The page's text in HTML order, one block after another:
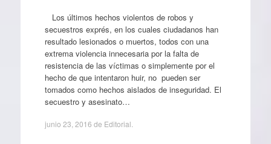
Los últimos hechos violentos de robos y
secuestros exprés, en los cuales ciudadanos han
resultado lesionados o muertos, todos con una
extrema violencia innecesaria por la falta de
resistencia de las víctimas o simplemente por el
hecho de que intentaron huir, no pueden ser
tomados como hechos aislados de inseguridad. El
secuestro y asesinato…
junio 23, 2016 de Editorial